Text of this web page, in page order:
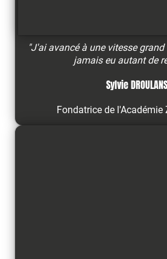
"J'ai avancé à une vitesse grand
jamais eu autant de
Sylvie DROULANS
Fondatrice de l'Académie